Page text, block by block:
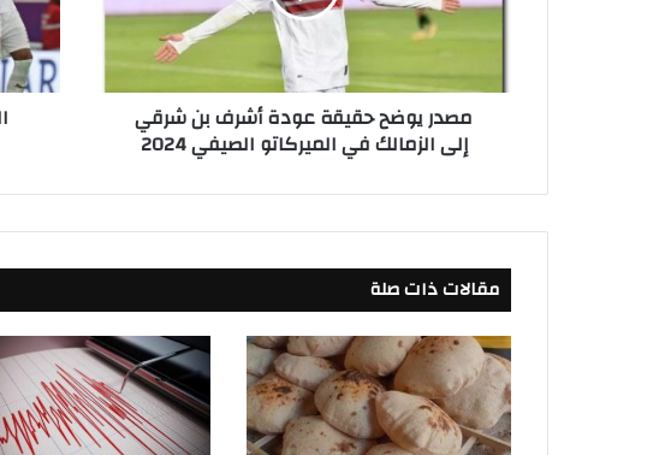
ض
ح
ة
د
ش
ر
ف
ب
ن
مصدر يوضح حقيقة عودة أشرف بن شرقي
إلى الزمالك في الميركاتو الصيفي 2024
ل
ي
ح
و
ث
ئ
ي
ا
ل
ف
مقالات ذات صلة